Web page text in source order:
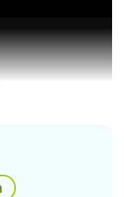
trascendido
en